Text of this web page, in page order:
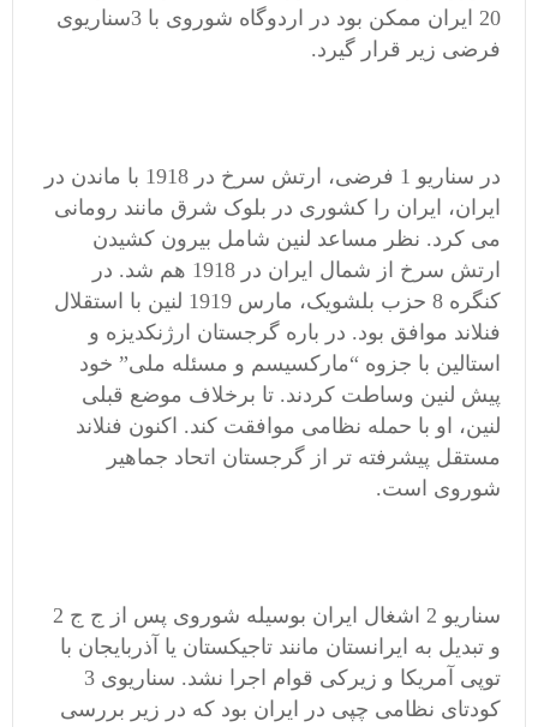
20 ایران ممکن بود در اردوگاه شوروی با 3سناریوی
فرضی زیر قرار گیرد.
در سناریو 1 فرضی، ارتش سرخ در 1918 با ماندن در
ایران، ایران را کشوری در بلوک شرق مانند رومانی
می کرد. نظر مساعد لنین شامل بیرون کشیدن
ارتش سرخ از شمال ایران در 1918 هم شد. در
کنگره 8 حزب بلشویک، مارس 1919 لنین با استقلال
فنلاند موافق بود. در باره گرجستان ارژنکدیزه و
استالین با جزوه “مارکسیسم و مسئله ملی” خود
پیش لنین وساطت کردند. تا برخلاف موضع قبلی
لنین، او با حمله نظامی موافقت کند. اکنون فنلاند
مستقل پیشرفته تر از گرجستان اتحاد جماهیر
شوروی است.
سناریو 2 اشغال ایران بوسیله شوروی پس از ج ج 2
و تبدیل به ایرانستان مانند تاجیکستان یا آذربایجان با
توپی آمریکا و زیرکی قوام اجرا نشد. سناریوی 3
کودتای نظامی چپی در ایران بود که در زیر بررسی